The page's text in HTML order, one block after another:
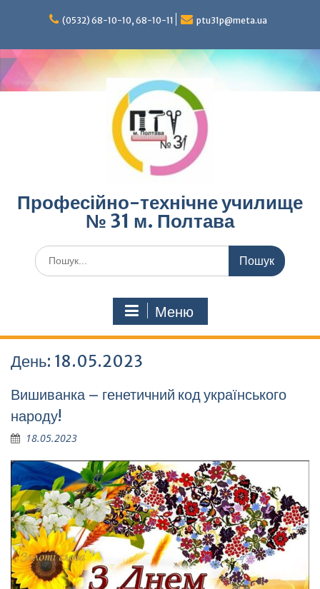
(0532) 68-10-10, 68-10-11 ptu31p@meta.ua
Професійно-технічне училище
№ 31 м. Полтава
Шукати:
Меню
День: 18.05.2023
Вишиванка – генетичний код українського
народу!
18.05.2023